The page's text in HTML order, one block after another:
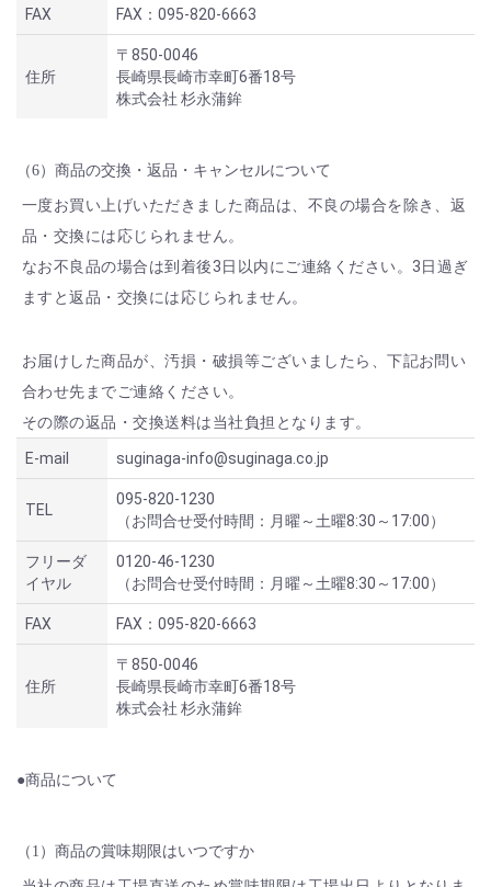
FAX FAX：095-820-6663
住所
〒850-0046
長崎県長崎市幸町6番18号
株式会社 杉永蒲鉾
（6）商品の交換・返品・キャンセルについて
一度お買い上げいただきました商品は、不良の場合を除き、返
品・交換には応じられません。
なお不良品の場合は到着後3日以内にご連絡ください。3日過ぎ
ますと返品・交換には応じられません。
お届けした商品が、汚損・破損等ございましたら、下記お問い
合わせ先までご連絡ください。
その際の返品・交換送料は当社負担となります。
E-mail suginaga-info@suginaga.co.jp
TEL
095-820-1230
（お問合せ受付時間：月曜～土曜8:30～17:00）
フリーダ
イヤル
0120-46-1230
（お問合せ受付時間：月曜～土曜8:30～17:00）
FAX FAX：095-820-6663
住所
〒850-0046
長崎県長崎市幸町6番18号
株式会社 杉永蒲鉾
●商品について
（1）商品の賞味期限はいつですか